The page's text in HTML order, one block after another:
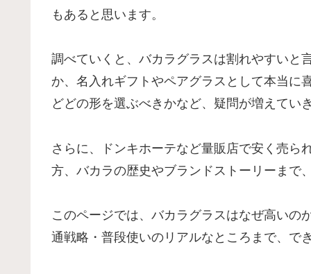
もあると思います。
調べていくと、バカラグラスは割れやすいと
か、名入れギフトやペアグラスとして本当に
どどの形を選ぶべきかなど、疑問が増えてい
さらに、ドンキホーテなど量販店で安く売ら
方、バカラの歴史やブランドストーリーまで
このページでは、バカラグラスはなぜ高いの
通戦略・普段使いのリアルなところまで、で